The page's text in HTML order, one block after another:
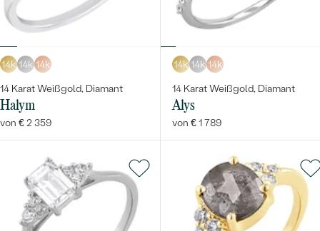
14k 14k 14k
14 Karat Weißgold, Diamant
Halym
von € 2 359
14k 14k 14k
14 Karat Weißgold, Diamant
Alys
von € 1 789